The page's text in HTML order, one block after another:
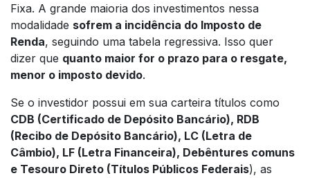
Fixa. A grande maioria dos investimentos nessa
modalidade sofrem a incidência do Imposto de
Renda, seguindo uma tabela regressiva. Isso quer
dizer que quanto maior for o prazo para o resgate,
menor o imposto devido.
Se o investidor possui em sua carteira títulos como
CDB (Certificado de Depósito Bancário), RDB
(Recibo de Depósito Bancário), LC (Letra de
Câmbio), LF (Letra Financeira), Debêntures comuns
e Tesouro Direto (Títulos Públicos Federais), as